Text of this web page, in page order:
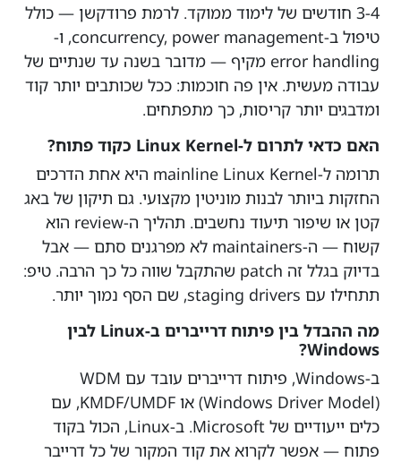
3-4 חודשים של לימוד ממוקד. לרמת פרודקשן — כולל
טיפול ב-concurrency, power management, ו-
error handling מקיף — מדובר בשנה עד שנתיים של
עבודה מעשית. אין פה חוכמות: ככל שכותבים יותר קוד
ומדבגים יותר קריסות, כך מתפתחים.
האם כדאי לתרום ל-Linux Kernel כקוד פתוח?
תרומה ל-mainline Linux Kernel היא אחת הדרכים
החזקות ביותר לבנות מוניטין מקצועי. גם תיקון של באג
קטן או שיפור תיעוד נחשבים. תהליך ה-review הוא
קשוח — ה-maintainers לא מפרגנים סתם — אבל
בדיוק בגלל זה patch שהתקבל שווה כל כך הרבה. טיפ:
תתחילו עם staging drivers, שם הסף נמוך יותר.
מה ההבדל בין פיתוח דרייברים ב-Linux לבין
Windows?
ב-Windows, פיתוח דרייברים עובד עם WDM
(Windows Driver Model) או KMDF/UMDF, עם
כלים ייעודיים של Microsoft. ב-Linux, הכול בקוד
פתוח — אפשר לקרוא את קוד המקור של כל דרייבר